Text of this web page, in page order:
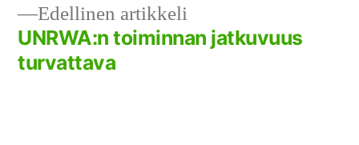
Edellinen artikkeliEdellinen
artikkeli:
UNRWA:n toiminnan jatkuvuus
turvattava